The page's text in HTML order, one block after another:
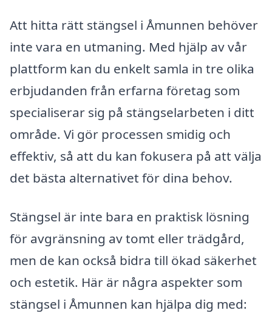
Att hitta rätt stängsel i Åmunnen behöver
inte vara en utmaning. Med hjälp av vår
plattform kan du enkelt samla in tre olika
erbjudanden från erfarna företag som
specialiserar sig på stängselarbeten i ditt
område. Vi gör processen smidig och
effektiv, så att du kan fokusera på att välja
det bästa alternativet för dina behov.
Stängsel är inte bara en praktisk lösning
för avgränsning av tomt eller trädgård,
men de kan också bidra till ökad säkerhet
och estetik. Här är några aspekter som
stängsel i Åmunnen kan hjälpa dig med: